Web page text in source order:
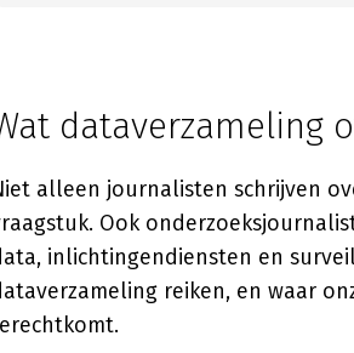
dataverzameling
alleen journalisten schrijven
Ook
inlichtingendiensten en
reiken, en waar